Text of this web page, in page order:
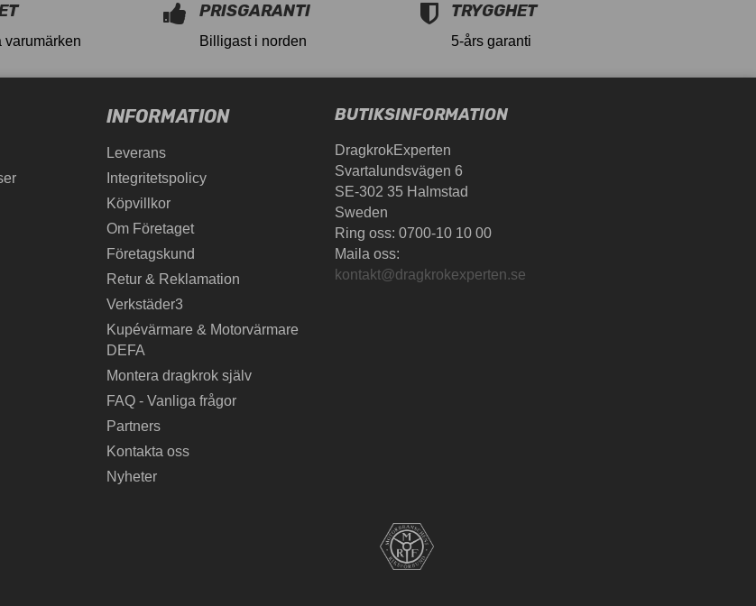
varumärken
PRISGARANTI
Billigast i norden
TRYGGHET
5-års garanti
INFORMATION
Leverans
Integritetspolicy
Köpvillkor
Om Företaget
Företagskund
Retur & Reklamation
Verkstäder3
Kupévärmare & Motorvärmare
DEFA
Montera dragkrok själv
FAQ - Vanliga frågor
Partners
Kontakta oss
Nyheter
BUTIKSINFORMATION
DragkrokExperten
Svartalundsvägen 6
SE-302 35 Halmstad
Sweden
Ring oss: 0700-10 10 00
Maila oss:
kontakt@dragkrokexperten.se